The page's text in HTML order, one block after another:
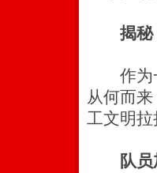
揭秘
作为一
从何而
工文明
队